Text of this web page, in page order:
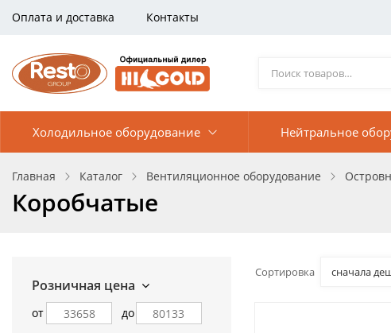
Оплата и доставка Контакты
Холодильное оборудование Нейтральное
Главная Каталог Вентиляционное оборудование
Коробчатые
Розничная цена
от до
Сортировка сначала